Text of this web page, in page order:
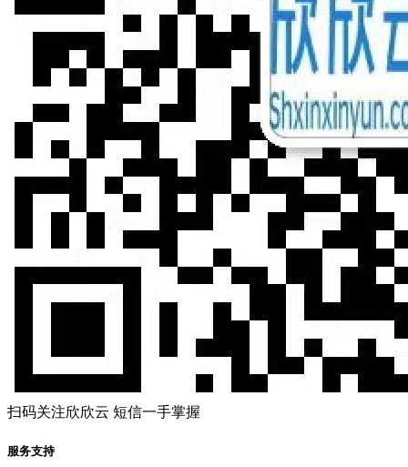
扫码关注欣欣云 短信一手掌握
服务支持